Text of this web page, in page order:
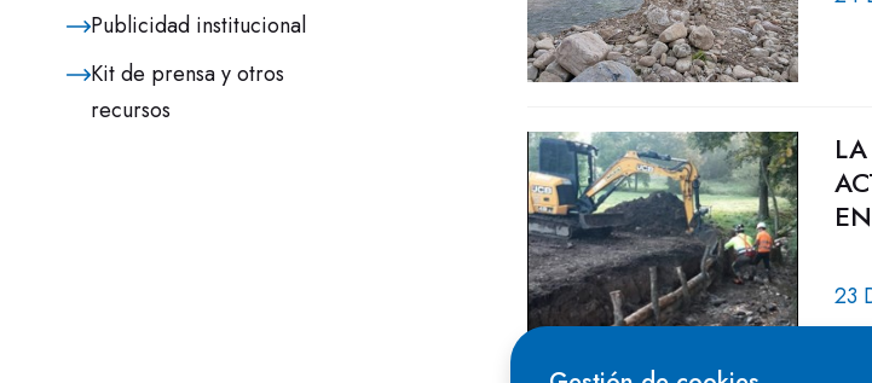
Publicidad institucional
Kit de prensa y otros
recursos
23